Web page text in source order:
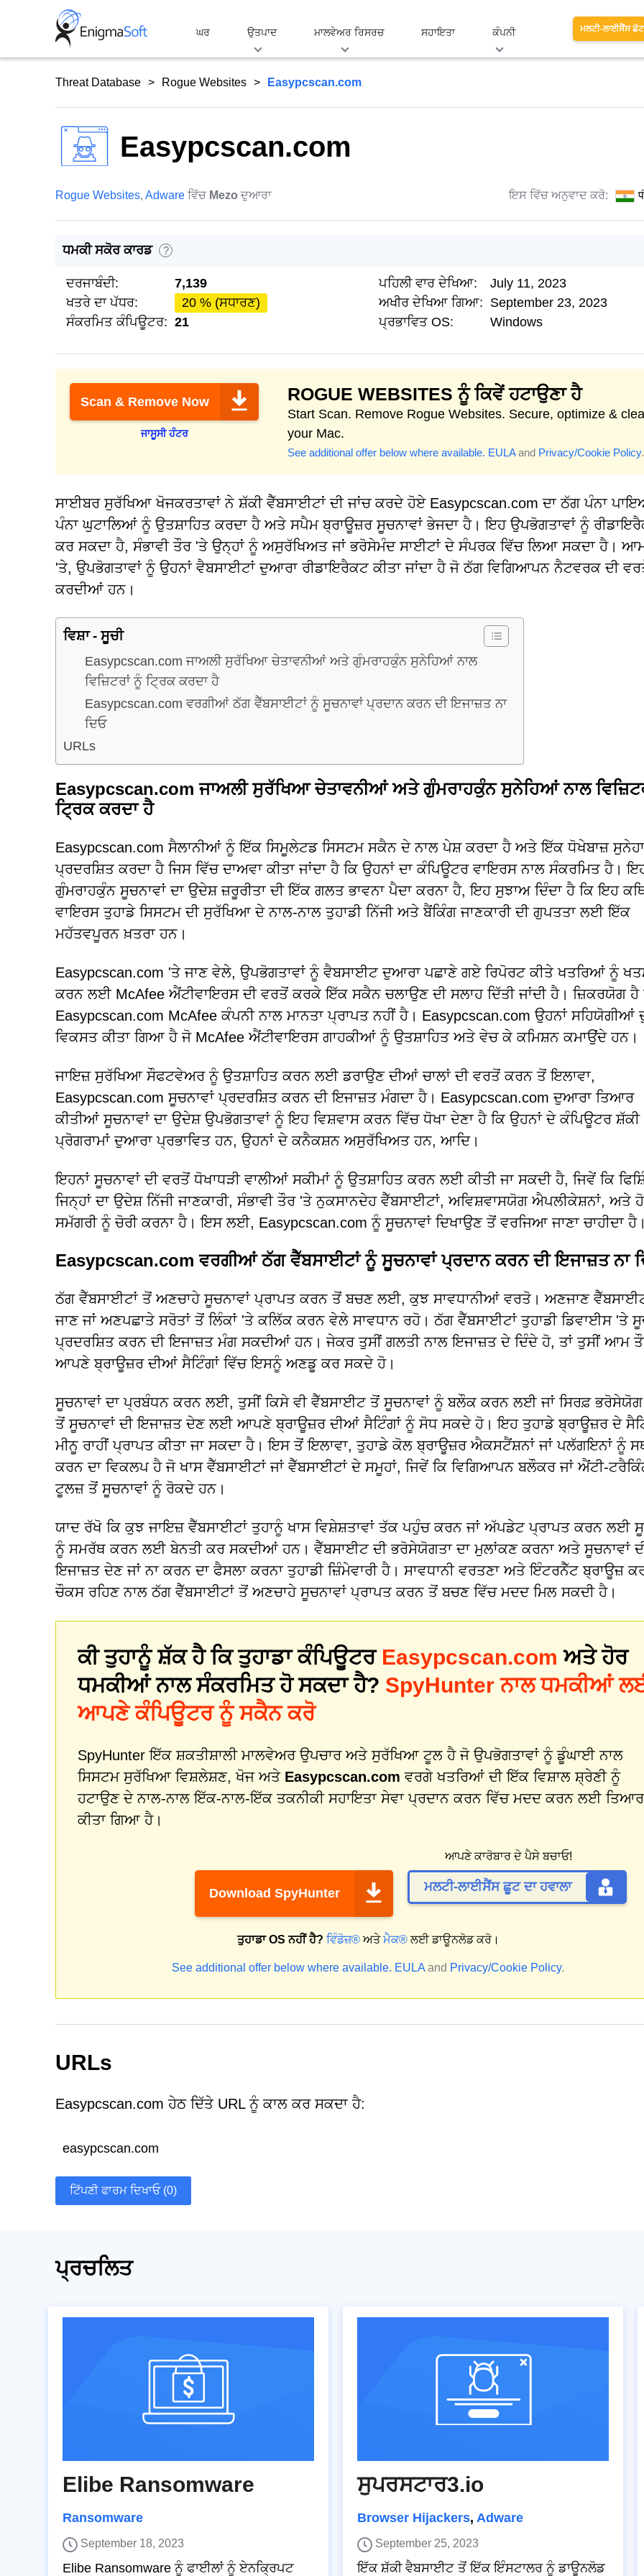
ਘਰ ਉਤਪਾਦ ਮਾਲਵੇਅਰ ਰਿਸਰਚ ਸਹਾਇਤਾ ਕੰਪਨੀ ਮਲਟੀ-ਲਾਈਸੈਂਸ
Threat Database Rogue Websites Easypcscan.com
Easypcscan.com
Rogue Websites, Adware ਵਿੱਚ Mezo ਦੁਆਰਾ ਇਸ ਵਿੱਚ ਅਨੁਵਾਦ ਕਰੋ:
ਧਮਕੀ ਸਕੋਰ ਕਾਰਡ ?
ਦਰਜਾਬੰਦੀ:
7,139
ਖਤਰੇ ਦਾ ਪੱਧਰ:
20 % (ਸਧਾਰਣ)
ਸੰਕਰਮਿਤ ਕੰਪਿਊਟਰ: 21
ਪਹਿਲੀ ਵਾਰ ਦੇਖਿਆ:
July 11, 2023
ਅਖੀਰ ਦੇਖਿਆ ਗਿਆ: September 23, 2023
ਪ੍ਰਭਾਵਿਤ OS:
Windows
Scan & Remove Now
ਜਾਸੂਸੀ ਹੰਟਰ
ROGUE WEBSITES ਨੂੰ ਕਿਵੇਂ ਹਟਾਉਣਾ ਹੈ
Start Scan. Remove Rogue Websites. Secure, optimize &
your Mac.
See additional offer below where available. EULAand Privacy/Cookie Policy.
ਸਾਈਬਰ ਸੁਰੱਖਿਆ ਖੋਜਕਰਤਾਵਾਂ ਨੇ ਸ਼ੱਕੀ ਵੈੱਬਸਾਈਟਾਂ ਦੀ ਜਾਂਚ ਕਰਦੇ ਹੋਏ Easypcscan.com ਦਾ ਠੱਗ ਪੰਨਾ
ਪੰਨਾ ਘੁਟਾਲਿਆਂ ਨੂੰ ਉਤਸ਼ਾਹਿਤ ਕਰਦਾ ਹੈ ਅਤੇ ਸਪੈਮ ਬ੍ਰਾਊਜ਼ਰ ਸੂਚਨਾਵਾਂ ਭੇਜਦਾ ਹੈ। ਇਹ ਉਪਭੋਗਤਾਵਾਂ ਨੂੰ
ਕਰ ਸਕਦਾ ਹੈ, ਸੰਭਾਵੀ ਤੌਰ 'ਤੇ ਉਨ੍ਹਾਂ ਨੂੰ ਅਸੁਰੱਖਿਅਤ ਜਾਂ ਭਰੋਸੇਮੰਦ ਸਾਈਟਾਂ ਦੇ ਸੰਪਰਕ ਵਿੱਚ ਲਿਆ ਸਕਦਾ ਹੈ।
'ਤੇ, ਉਪਭੋਗਤਾਵਾਂ ਨੂੰ ਉਹਨਾਂ ਵੈਬਸਾਈਟਾਂ ਦੁਆਰਾ ਰੀਡਾਇਰੈਕਟ ਕੀਤਾ ਜਾਂਦਾ ਹੈ ਜੋ ਠੱਗ ਵਿਗਿਆਪਨ ਨੈਟਵਰਕ ਦੀ
ਕਰਦੀਆਂ ਹਨ।
ਵਿਸ਼ਾ - ਸੂਚੀ
Easypcscan.com ਜਾਅਲੀ ਸੁਰੱਖਿਆ ਚੇਤਾਵਨੀਆਂ ਅਤੇ ਗੁੰਮਰਾਹਕੁੰਨ ਸੁਨੇਹਿਆਂ ਨਾਲ
ਵਿਜ਼ਿਟਰਾਂ ਨੂੰ ਟ੍ਰਿਕ ਕਰਦਾ ਹੈ
Easypcscan.com ਵਰਗੀਆਂ ਠੱਗ ਵੈੱਬਸਾਈਟਾਂ ਨੂੰ ਸੂਚਨਾਵਾਂ ਪ੍ਰਦਾਨ ਕਰਨ ਦੀ ਇਜਾਜ਼ਤ ਨਾ
ਦਿਓ
URLs
Easypcscan.com ਜਾਅਲੀ ਸੁਰੱਖਿਆ ਚੇਤਾਵਨੀਆਂ ਅਤੇ ਗੁੰਮਰਾਹਕੁੰਨ ਸੁਨੇਹਿਆਂ ਨਾਲ
ਟ੍ਰਿਕ ਕਰਦਾ ਹੈ
Easypcscan.com ਸੈਲਾਨੀਆਂ ਨੂੰ ਇੱਕ ਸਿਮੂਲੇਟਡ ਸਿਸਟਮ ਸਕੈਨ ਦੇ ਨਾਲ ਪੇਸ਼ ਕਰਦਾ ਹੈ ਅਤੇ ਇੱਕ ਧੋਖੇਬਾਜ਼ ਸੁਨੇਹਾ
ਪ੍ਰਦਰਸ਼ਿਤ ਕਰਦਾ ਹੈ ਜਿਸ ਵਿੱਚ ਦਾਅਵਾ ਕੀਤਾ ਜਾਂਦਾ ਹੈ ਕਿ ਉਹਨਾਂ ਦਾ ਕੰਪਿਊਟਰ ਵਾਇਰਸ ਨਾਲ ਸੰਕਰਮਿਤ ਹੈ।
ਗੁੰਮਰਾਹਕੁੰਨ ਸੂਚਨਾਵਾਂ ਦਾ ਉਦੇਸ਼ ਜ਼ਰੂਰੀਤਾ ਦੀ ਇੱਕ ਗਲਤ ਭਾਵਨਾ ਪੈਦਾ ਕਰਨਾ ਹੈ, ਇਹ ਸੁਝਾਅ ਦਿੰਦਾ ਹੈ ਕਿ ਇਹ
ਵਾਇਰਸ ਤੁਹਾਡੇ ਸਿਸਟਮ ਦੀ ਸੁਰੱਖਿਆ ਦੇ ਨਾਲ-ਨਾਲ ਤੁਹਾਡੀ ਨਿੱਜੀ ਅਤੇ ਬੈਂਕਿੰਗ ਜਾਣਕਾਰੀ ਦੀ ਗੁਪਤਤਾ ਲਈ ਇੱਕ
ਮਹੱਤਵਪੂਰਨ ਖ਼ਤਰਾ ਹਨ।
Easypcscan.com 'ਤੇ ਜਾਣ ਵੇਲੇ, ਉਪਭੋਗਤਾਵਾਂ ਨੂੰ ਵੈਬਸਾਈਟ ਦੁਆਰਾ ਪਛਾਣੇ ਗਏ ਰਿਪੋਰਟ ਕੀਤੇ ਖਤਰਿਆਂ ਨੂੰ
ਕਰਨ ਲਈ McAfee ਐਂਟੀਵਾਇਰਸ ਦੀ ਵਰਤੋਂ ਕਰਕੇ ਇੱਕ ਸਕੈਨ ਚਲਾਉਣ ਦੀ ਸਲਾਹ ਦਿੱਤੀ ਜਾਂਦੀ ਹੈ। ਜ਼ਿਕਰਯੋਗ ਹੈ
Easypcscan.com McAfee ਕੰਪਨੀ ਨਾਲ ਮਾਨਤਾ ਪ੍ਰਾਪਤ ਨਹੀਂ ਹੈ। Easypcscan.com ਉਹਨਾਂ ਸਹਿਯੋਗੀਆਂ
ਵਿਕਸਤ ਕੀਤਾ ਗਿਆ ਹੈ ਜੋ McAfee ਐਂਟੀਵਾਇਰਸ ਗਾਹਕੀਆਂ ਨੂੰ ਉਤਸ਼ਾਹਿਤ ਅਤੇ ਵੇਚ ਕੇ ਕਮਿਸ਼ਨ ਕਮਾਉਂਦੇ ਹਨ।
ਜਾਇਜ਼ ਸੁਰੱਖਿਆ ਸੌਫਟਵੇਅਰ ਨੂੰ ਉਤਸ਼ਾਹਿਤ ਕਰਨ ਲਈ ਡਰਾਉਣ ਦੀਆਂ ਚਾਲਾਂ ਦੀ ਵਰਤੋਂ ਕਰਨ ਤੋਂ ਇਲਾਵਾ,
Easypcscan.com ਸੂਚਨਾਵਾਂ ਪ੍ਰਦਰਸ਼ਿਤ ਕਰਨ ਦੀ ਇਜਾਜ਼ਤ ਮੰਗਦਾ ਹੈ। Easypcscan.com ਦੁਆਰਾ ਤਿਆਰ
ਕੀਤੀਆਂ ਸੂਚਨਾਵਾਂ ਦਾ ਉਦੇਸ਼ ਉਪਭੋਗਤਾਵਾਂ ਨੂੰ ਇਹ ਵਿਸ਼ਵਾਸ ਕਰਨ ਵਿੱਚ ਧੋਖਾ ਦੇਣਾ ਹੈ ਕਿ ਉਹਨਾਂ ਦੇ ਕੰਪਿਊਟਰ ਸ਼ੱਕੀ
ਪ੍ਰੋਗਰਾਮਾਂ ਦੁਆਰਾ ਪ੍ਰਭਾਵਿਤ ਹਨ, ਉਹਨਾਂ ਦੇ ਕਨੈਕਸ਼ਨ ਅਸੁਰੱਖਿਅਤ ਹਨ, ਆਦਿ।
ਇਹਨਾਂ ਸੂਚਨਾਵਾਂ ਦੀ ਵਰਤੋਂ ਧੋਖਾਧੜੀ ਵਾਲੀਆਂ ਸਕੀਮਾਂ ਨੂੰ ਉਤਸ਼ਾਹਿਤ ਕਰਨ ਲਈ ਕੀਤੀ ਜਾ ਸਕਦੀ ਹੈ, ਜਿਵੇਂ ਕਿ
ਜਿਨ੍ਹਾਂ ਦਾ ਉਦੇਸ਼ ਨਿੱਜੀ ਜਾਣਕਾਰੀ, ਸੰਭਾਵੀ ਤੌਰ 'ਤੇ ਨੁਕਸਾਨਦੇਹ ਵੈੱਬਸਾਈਟਾਂ, ਅਵਿਸ਼ਵਾਸਯੋਗ ਐਪਲੀਕੇਸ਼ਨਾਂ, ਅਤੇ
ਸਮੱਗਰੀ ਨੂੰ ਚੋਰੀ ਕਰਨਾ ਹੈ। ਇਸ ਲਈ, Easypcscan.com ਨੂੰ ਸੂਚਨਾਵਾਂ ਦਿਖਾਉਣ ਤੋਂ ਵਰਜਿਆ ਜਾਣਾ ਚਾਹੀਦਾ
Easypcscan.com ਵਰਗੀਆਂ ਠੱਗ ਵੈੱਬਸਾਈਟਾਂ ਨੂੰ ਸੂਚਨਾਵਾਂ ਪ੍ਰਦਾਨ ਕਰਨ ਦੀ ਇਜਾਜ਼ਤ ਨਾ
ਠੱਗ ਵੈੱਬਸਾਈਟਾਂ ਤੋਂ ਅਣਚਾਹੇ ਸੂਚਨਾਵਾਂ ਪ੍ਰਾਪਤ ਕਰਨ ਤੋਂ ਬਚਣ ਲਈ, ਕੁਝ ਸਾਵਧਾਨੀਆਂ ਵਰਤੋ। ਅਣਜਾਣ
ਜਾਣ ਜਾਂ ਅਣਪਛਾਤੇ ਸਰੋਤਾਂ ਤੋਂ ਲਿੰਕਾਂ 'ਤੇ ਕਲਿੱਕ ਕਰਨ ਵੇਲੇ ਸਾਵਧਾਨ ਰਹੋ। ਠੱਗ ਵੈੱਬਸਾਈਟਾਂ ਤੁਹਾਡੀ ਡਿਵਾਈਸ 'ਤੇ
ਪ੍ਰਦਰਸ਼ਿਤ ਕਰਨ ਦੀ ਇਜਾਜ਼ਤ ਮੰਗ ਸਕਦੀਆਂ ਹਨ। ਜੇਕਰ ਤੁਸੀਂ ਗਲਤੀ ਨਾਲ ਇਜਾਜ਼ਤ ਦੇ ਦਿੰਦੇ ਹੋ, ਤਾਂ ਤੁਸੀਂ ਆਮ
ਆਪਣੇ ਬ੍ਰਾਊਜ਼ਰ ਦੀਆਂ ਸੈਟਿੰਗਾਂ ਵਿੱਚ ਇਸਨੂੰ ਅਣਡੂ ਕਰ ਸਕਦੇ ਹੋ।
ਸੂਚਨਾਵਾਂ ਦਾ ਪ੍ਰਬੰਧਨ ਕਰਨ ਲਈ, ਤੁਸੀਂ ਕਿਸੇ ਵੀ ਵੈੱਬਸਾਈਟ ਤੋਂ ਸੂਚਨਾਵਾਂ ਨੂੰ ਬਲੌਕ ਕਰਨ ਲਈ ਜਾਂ ਸਿਰਫ਼ ਭਰੋਸੇਯੋਗ
ਤੋਂ ਸੂਚਨਾਵਾਂ ਦੀ ਇਜਾਜ਼ਤ ਦੇਣ ਲਈ ਆਪਣੇ ਬ੍ਰਾਊਜ਼ਰ ਦੀਆਂ ਸੈਟਿੰਗਾਂ ਨੂੰ ਸੋਧ ਸਕਦੇ ਹੋ। ਇਹ ਤੁਹਾਡੇ ਬ੍ਰਾਊਜ਼ਰ ਦੇ
ਮੀਨੂ ਰਾਹੀਂ ਪ੍ਰਾਪਤ ਕੀਤਾ ਜਾ ਸਕਦਾ ਹੈ। ਇਸ ਤੋਂ ਇਲਾਵਾ, ਤੁਹਾਡੇ ਕੋਲ ਬ੍ਰਾਊਜ਼ਰ ਐਕਸਟੈਂਸ਼ਨਾਂ ਜਾਂ ਪਲੱਗਇਨਾਂ ਨੂੰ
ਕਰਨ ਦਾ ਵਿਕਲਪ ਹੈ ਜੋ ਖਾਸ ਵੈੱਬਸਾਈਟਾਂ ਜਾਂ ਵੈੱਬਸਾਈਟਾਂ ਦੇ ਸਮੂਹਾਂ, ਜਿਵੇਂ ਕਿ ਵਿਗਿਆਪਨ ਬਲੌਕਰ ਜਾਂ ਐਂਟੀ-
ਟੂਲਜ਼ ਤੋਂ ਸੂਚਨਾਵਾਂ ਨੂੰ ਰੋਕਦੇ ਹਨ।
ਯਾਦ ਰੱਖੋ ਕਿ ਕੁਝ ਜਾਇਜ਼ ਵੈੱਬਸਾਈਟਾਂ ਤੁਹਾਨੂੰ ਖਾਸ ਵਿਸ਼ੇਸ਼ਤਾਵਾਂ ਤੱਕ ਪਹੁੰਚ ਕਰਨ ਜਾਂ ਅੱਪਡੇਟ ਪ੍ਰਾਪਤ ਕਰਨ ਲਈ
ਨੂੰ ਸਮਰੱਥ ਕਰਨ ਲਈ ਬੇਨਤੀ ਕਰ ਸਕਦੀਆਂ ਹਨ। ਵੈੱਬਸਾਈਟ ਦੀ ਭਰੋਸੇਯੋਗਤਾ ਦਾ ਮੁਲਾਂਕਣ ਕਰਨਾ ਅਤੇ ਸੂਚਨਾਵਾਂ
ਇਜਾਜ਼ਤ ਦੇਣ ਜਾਂ ਨਾ ਕਰਨ ਦਾ ਫੈਸਲਾ ਕਰਨਾ ਤੁਹਾਡੀ ਜ਼ਿੰਮੇਵਾਰੀ ਹੈ। ਸਾਵਧਾਨੀ ਵਰਤਣਾ ਅਤੇ ਇੰਟਰਨੈੱਟ ਬ੍ਰਾਊਜ਼
ਚੌਕਸ ਰਹਿਣ ਨਾਲ ਠੱਗ ਵੈੱਬਸਾਈਟਾਂ ਤੋਂ ਅਣਚਾਹੇ ਸੂਚਨਾਵਾਂ ਪ੍ਰਾਪਤ ਕਰਨ ਤੋਂ ਬਚਣ ਵਿੱਚ ਮਦਦ ਮਿਲ ਸਕਦੀ ਹੈ।
ਕੀ ਤੁਹਾਨੂੰ ਸ਼ੱਕ ਹੈ ਕਿ ਤੁਹਾਡਾ ਕੰਪਿਊਟਰ Easypcscan.com ਅਤੇ ਹੋਰ
ਧਮਕੀਆਂ ਨਾਲ ਸੰਕਰਮਿਤ ਹੋ ਸਕਦਾ ਹੈ? SpyHunter ਨਾਲ ਧਮਕੀਆਂ
ਆਪਣੇ ਕੰਪਿਊਟਰ ਨੂੰ ਸਕੈਨ ਕਰੋ
SpyHunter ਇੱਕ ਸ਼ਕਤੀਸ਼ਾਲੀ ਮਾਲਵੇਅਰ ਉਪਚਾਰ ਅਤੇ ਸੁਰੱਖਿਆ ਟੂਲ ਹੈ ਜੋ ਉਪਭੋਗਤਾਵਾਂ ਨੂੰ ਡੂੰਘਾਈ ਨਾਲ
ਸਿਸਟਮ ਸੁਰੱਖਿਆ ਵਿਸ਼ਲੇਸ਼ਣ, ਖੋਜ ਅਤੇ Easypcscan.com ਵਰਗੇ ਖਤਰਿਆਂ ਦੀ ਇੱਕ ਵਿਸ਼ਾਲ ਸ਼੍ਰੇਣੀ ਨੂੰ
ਹਟਾਉਣ ਦੇ ਨਾਲ-ਨਾਲ ਇੱਕ-ਨਾਲ-ਇੱਕ ਤਕਨੀਕੀ ਸਹਾਇਤਾ ਸੇਵਾ ਪ੍ਰਦਾਨ ਕਰਨ ਵਿੱਚ ਮਦਦ ਕਰਨ ਲਈ ਤਿਆਰ
ਕੀਤਾ ਗਿਆ ਹੈ।
Download SpyHunter
ਆਪਣੇ ਕਾਰੋਬਾਰ ਦੇ ਪੈਸੇ ਬਚਾਓ!
ਮਲਟੀ-ਲਾਈਸੈਂਸ ਛੂਟ ਦਾ ਹਵਾਲਾ
ਤੁਹਾਡਾ OS ਨਹੀਂ ਹੈ? ਵਿੰਡੋਜ਼®ਅਤੇਮੈਕ®ਲਈ ਡਾਊਨਲੋਡ ਕਰੋ।
See additional offer below where available. EULA and Privacy/Cookie Policy.
URLs
Easypcscan.com ਹੇਠ ਦਿੱਤੇ URL ਨੂੰ ਕਾਲ ਕਰ ਸਕਦਾ ਹੈ:
easypcscan.com
ਟਿੱਪਣੀ ਫਾਰਮ ਦਿਖਾਓ (0)
ਪ੍ਰਚਲਿਤ
Elibe Ransomware
Ransomware
September 18, 2023
Elibe Ransomware ਨੂੰ ਫਾਈਲਾਂ ਨੂੰ ਏਨਕ੍ਰਿਪਟ
ਸੁਪਰਸਟਾਰ3.io
Browser Hijackers, Adware
September 25, 2023
ਇੱਕ ਸ਼ੱਕੀ ਵੈਬਸਾਈਟ ਤੋਂ ਇੱਕ ਇੰਸਟਾਲਰ ਨੂੰ ਡਾਊਨਲੋਡ